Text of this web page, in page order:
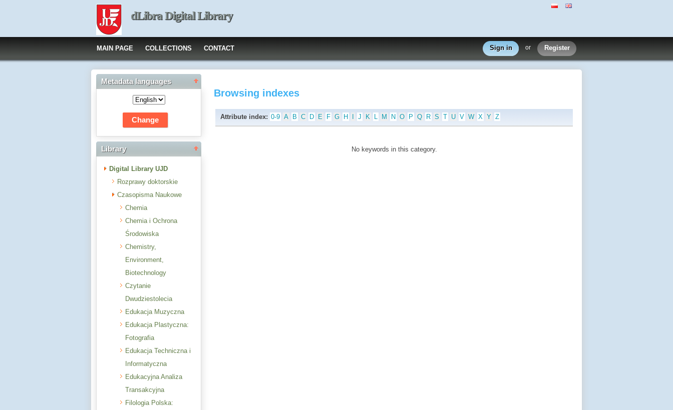
dLibra Digital Library
MAIN PAGE COLLECTIONS CONTACT Sign in or Register
Metadata languages
Library
Digital Library UJD
Rozprawy doktorskie
Czasopisma Naukowe
Chemia
Chemia i Ochrona
Środowiska
Chemistry,
Environment,
Biotechnology
Czytanie
Dwudziestolecia
Edukacja Muzyczna
Edukacja Plastyczna:
Fotografia
Edukacja Techniczna i
Informatyczna
Edukacyjna Analiza
Transakcyjna
Filologia Polska:
Browsing indexes
Attribute index: 0-9 A B C D E F G H J K L M N O P Q R S T U V W X Y Z
No keywords in this category.